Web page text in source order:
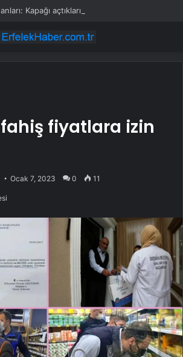
fiyatlara izin
Ocak 7, 2023 0 11